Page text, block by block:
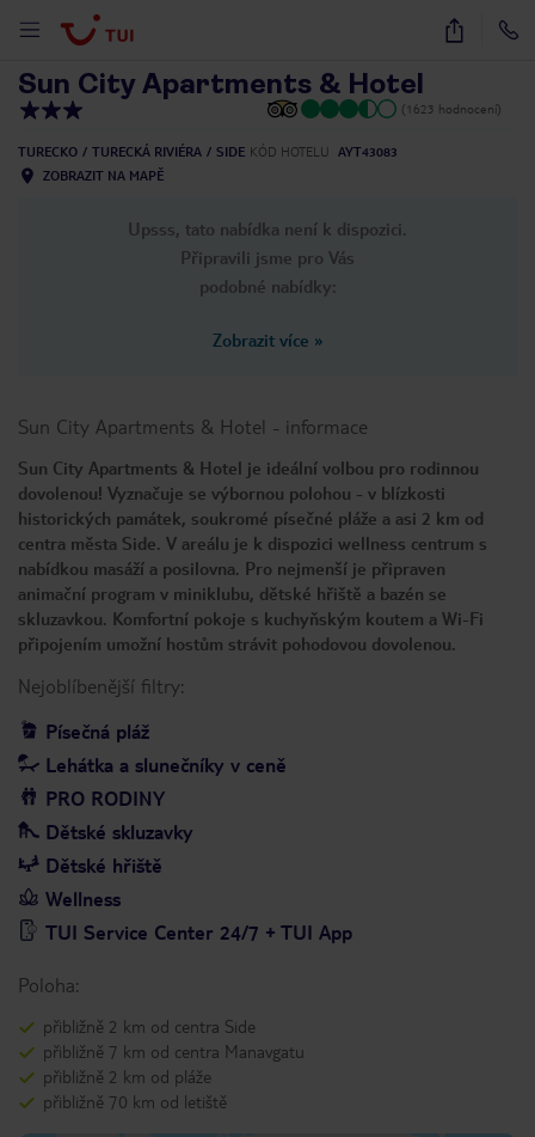
9
Sun City Apartments & Hotel
(1623 hodnocení)
TURECKO TURECKÁ RIVIÉRA SIDE KÓD HOTELU
AYT43083
ZOBRAZIT NA MAPĚ
Upsss, tato nabídka není k dispozici.
Připravili jsme pro Vás
podobné nabídky:
Zobrazit více »
Sun City Apartments & Hotel - informace
Sun City Apartments & Hotel je ideální volbou pro rodinnou
dovolenou! Vyznačuje se výbornou polohou - v blízkosti
historických památek, soukromé písečné pláže a asi 2 km od
centra města Side. V areálu je k dispozici wellness centrum s
nabídkou masáží a posilovna. Pro nejmenší je připraven
animační program v miniklubu, dětské hřiště a bazén se
skluzavkou. Komfortní pokoje s kuchyňským koutem a Wi-Fi
připojením umožní hostům strávit pohodovou dovolenou.
Nejoblíbenější filtry:
Písečná pláž
Lehátka a slunečníky v ceně
PRO RODINY
Dětské skluzavky
Dětské hřiště
Wellness
TUI Service Center 24/7 + TUI App
Poloha:
přibližně 2 km od centra Side
přibližně 7 km od centra Manavgatu
přibližně 2 km od pláže
přibližně 70 km od letiště